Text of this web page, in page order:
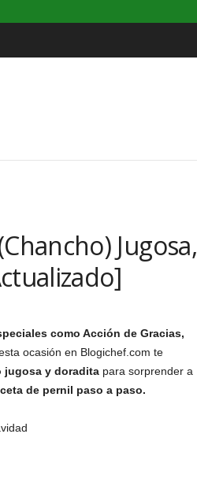
Jugosa,
como Acción de Gracias,
esta ocasión en Blogichef.com te
jugosa y doraditapara sorprender a
de pernil paso a paso.